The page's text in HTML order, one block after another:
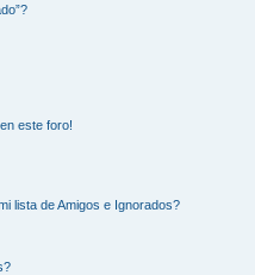
este foro!
lista de Amigos e Ignorados?